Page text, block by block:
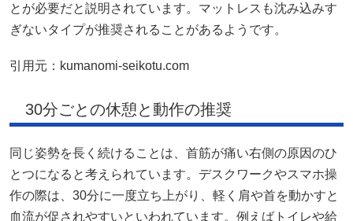
とが必要だと説明されています。マットレスも沈み込みす
ぎないタイプが推奨されることがあるようです。
引用元： kumanomi-seikotu.com
30分ごとの休憩と動作の推奨
同じ姿勢を長く続けることは、首筋が痛い右側の原因のひ
とつになると考えられています。デスクワークやスマホ操
作の際は、30分に一度立ち上がり、軽く肩や首を動かすと
血流が促されやすいといわれています。例えばトイレや給